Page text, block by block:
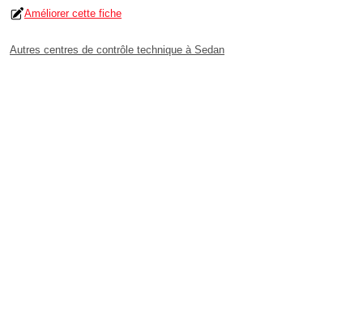
Améliorer cette fiche
Autres centres de contrôle technique à Sedan